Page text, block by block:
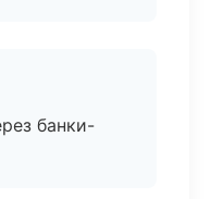
банки-